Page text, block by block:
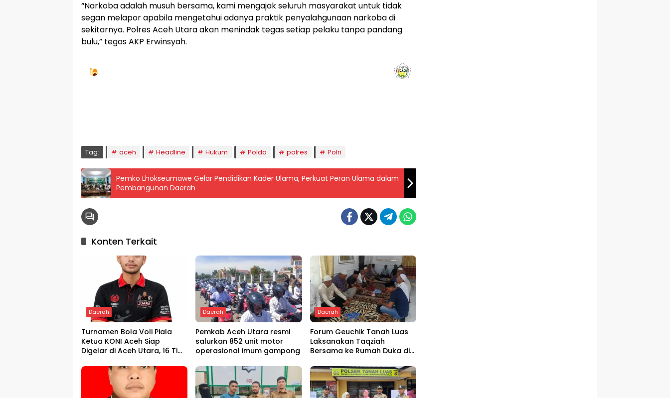
“Narkoba adalah musuh bersama, kami mengajak seluruh masyarakat untuk tidak
segan melapor apabila mengetahui adanya praktik penyalahgunaan narkoba di
sekitarnya. Polres Aceh Utara akan menindak tegas setiap pelaku tanpa pandang
bulu,” tegas AKP Erwinsyah.
Tag: aceh Headline Hukum Polda polres Polri
Pemko Lhokseumawe Gelar Pendidikan Kader Ulama, Perkuat Peran Ulama dalam
Pembangunan Daerah
Konten Terkait
Daerah
Turnamen Bola Voli Piala
Ketua KONI Aceh Siap
Digelar di Aceh Utara, 16 Tim
Bagian
Daerah
Pemkab Aceh Utara resmi
salurkan 852 unit motor
operasional imum gampong
Daerah
Forum Geuchik Tanah Luas
Laksanakan Taqziah
Bersama ke Rumah Duka di